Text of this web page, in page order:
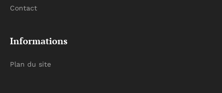
Contact
Informations
Plan du site